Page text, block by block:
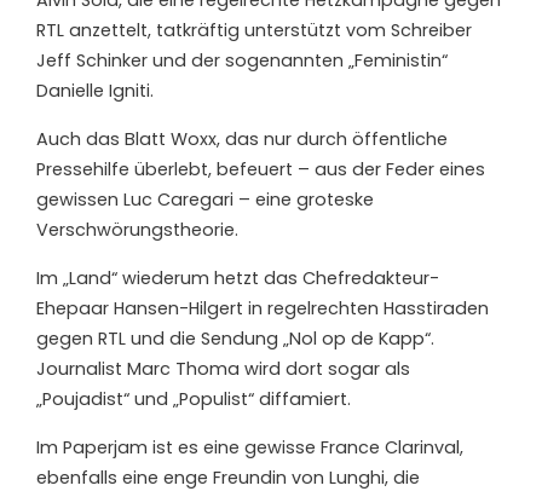
RTL anzettelt, tatkräftig unterstützt vom Schreiber
Jeff Schinker und der sogenannten „Feministin“
Danielle Igniti.
Auch das Blatt Woxx, das nur durch öffentliche
Pressehilfe überlebt, befeuert – aus der Feder eines
gewissen Luc Caregari – eine groteske
Verschwörungstheorie.
Im „Land“ wiederum hetzt das Chefredakteur-
Ehepaar Hansen-Hilgert in regelrechten Hasstiraden
gegen RTL und die Sendung „Nol op de Kapp“.
Journalist Marc Thoma wird dort sogar als
„Poujadist“ und „Populist“ diffamiert.
Im Paperjam ist es eine gewisse France Clarinval,
ebenfalls eine enge Freundin von Lunghi, die